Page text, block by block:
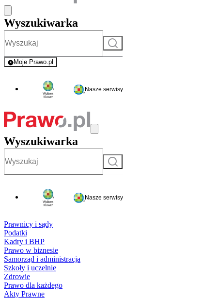
Wyszukiwarka
Szukaj
Moje Prawo.pl
- rejestracja i logowanie do serwisu
Nasze serwisy
Wyszukiwarka
Szukaj
Nasze serwisy
Prawnicy i sądy
Podatki
Kadry i BHP
Prawo w biznesie
Samorząd i administracja
Szkoły i uczelnie
Zdrowie
Prawo dla każdego
Akty Prawne